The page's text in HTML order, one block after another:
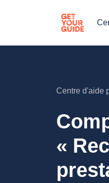
Centre d'aide
«